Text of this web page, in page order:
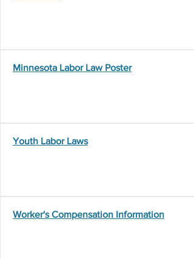
Minnesota Labor Law Poster
Youth Labor Laws
Worker's Compensation Information